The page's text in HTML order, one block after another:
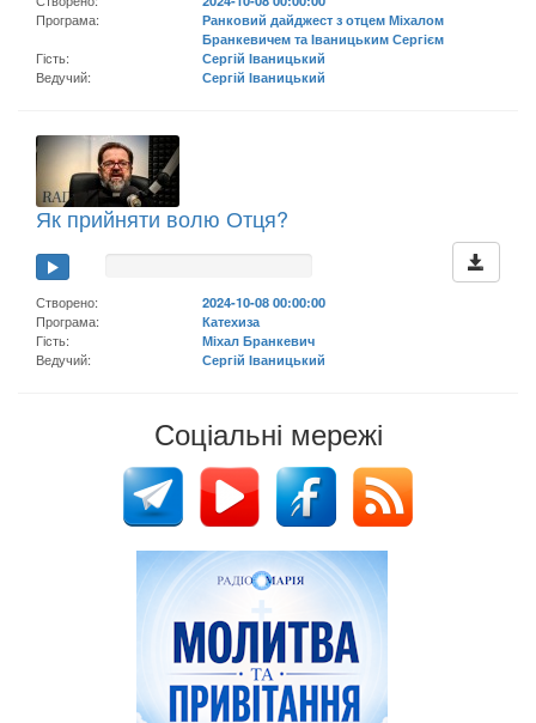
Програма:
Ранковий дайджест з отцем Міхалом
Бранкевичем та Іваницьким Сергієм
Гість:
Сергій Іваницький
Ведучий:
Сергій Іваницький
Як прийняти волю Отця?
Створено:
2024-10-08 00:00:00
Програма:
Катехиза
Гість:
Міхал Бранкевич
Ведучий:
Сергій Іваницький
Соціальні мережі